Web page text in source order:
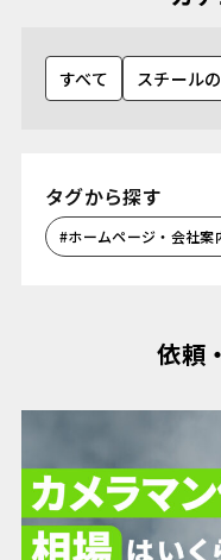
すべて スチール
タグから探す
#ホームページ・会社案
依頼